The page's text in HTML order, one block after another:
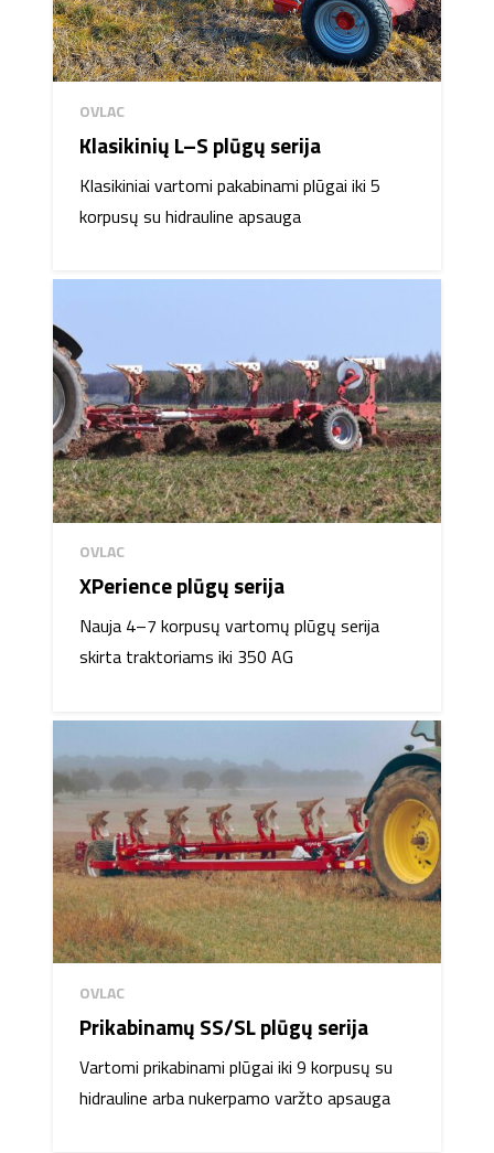
OVLAC
Klasikinių L–S plūgų serija
Klasikiniai vartomi pakabinami plūgai iki 5
korpusų su hidrauline apsauga
OVLAC
XPerience plūgų serija
Nauja 4–7 korpusų vartomų plūgų serija
skirta traktoriams iki 350 AG
OVLAC
Prikabinamų SS/SL plūgų serija
Vartomi prikabinami plūgai iki 9 korpusų su
hidrauline arba nukerpamo varžto apsauga